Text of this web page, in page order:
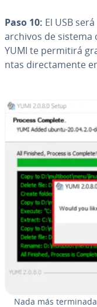
Paso 10: El USB
archivos de sistema
YUMI te permitirá
n­tas di­re­c­ta­me­n­te
Nada más